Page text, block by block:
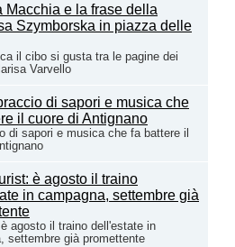
il cibo si gusta tra le pagine dei
Varvello
di sapori e musica che fa battere il
agosto il traino dell'estate in
settembre già promettente